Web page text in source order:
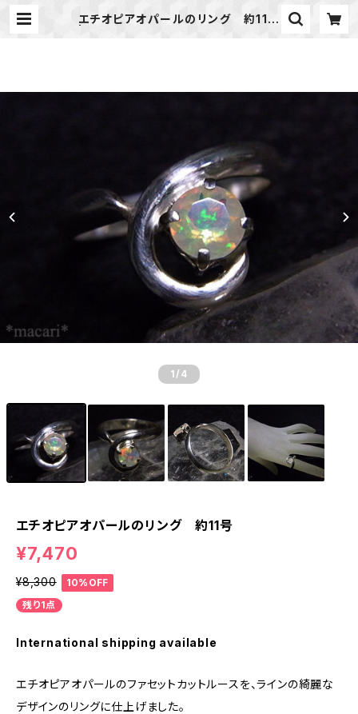
エチオピアオパールのリング 約11号
1 /4
エチオピアオパールのリング 約11号
¥7,470
¥8,300
10%OFF
残り1点
International shipping available
エチオピアオパールのファセットカットルースを、ラインの綺麗な
デザインのリングに仕上げました。